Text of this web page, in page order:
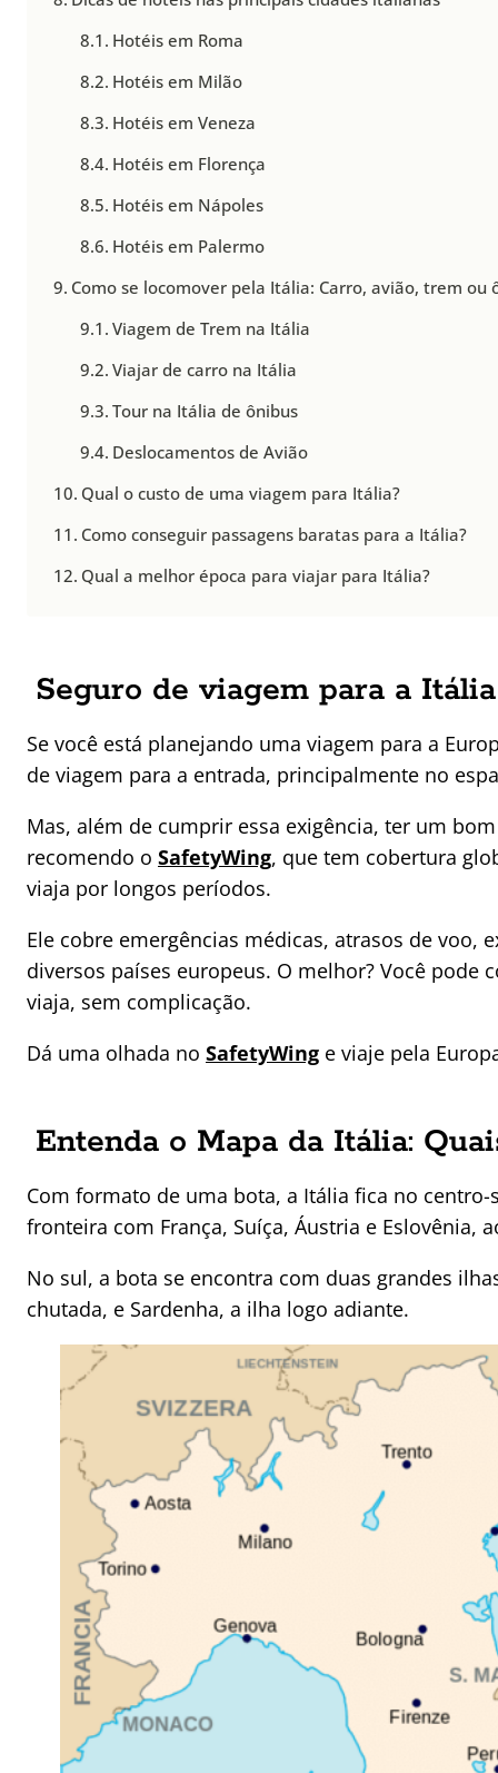
Hotéis em Roma
Hotéis em Milão
Hotéis em Veneza
Hotéis em Florença
Hotéis em Nápoles
Hotéis em Palermo
Como se locomover pela Itália: Carro, avião, trem ou
Viagem de Trem na Itália
Viajar de carro na Itália
Tour na Itália de ônibus
Deslocamentos de Avião
Qual o custo de uma viagem para Itália?
Como conseguir passagens baratas para a Itália?
Qual a melhor época para viajar para Itália?
Seguro de viagem para a Itália
Se você está planejando uma viagem para a
de viagem para a entrada, principalmente no
Mas, além de cumprir essa exigência, ter um
recomendo o SafetyWing, que tem cobertura
viaja por longos períodos.
Ele cobre emergências médicas, atrasos de voo,
diversos países europeus. O melhor? Você
viaja, sem complicação.
Dá uma olhada no SafetyWing e viaje pela
Entenda o Mapa da Itália:
Com formato de uma bota, a Itália fica no
fronteira com França, Suíça, Áustria e Eslovênia,
No sul, a bota se encontra com duas grandes
chutada, e Sardenha, a ilha logo adiante.